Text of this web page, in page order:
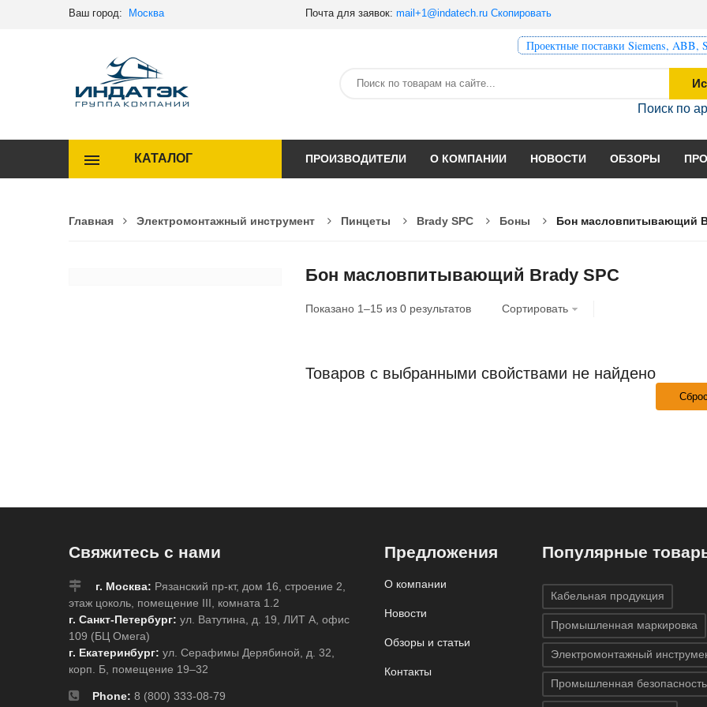
Ваш город: Москва Почта для заявок: mail+1@indatech.ru Скопировать
Проектные поставки Siemens, ABB,
Поиск по
КАТАЛОГ ПРОИЗВОДИТЕЛИ О КОМПАНИИ НОВОСТИ ОБЗОРЫ
Главная Электромонтажный инструмент Пинцеты Brady SPC Боны Бон масловпитывающий
Бон масловпитывающий Brady SPC
Показано 1–15 из 0 результатов Сортировать
Товаров с выбранными свойствами не найдено
Свяжитесь с нами
г. Москва: Рязанский пр-кт, дом 16, строение 2,
этаж цоколь, помещение III, комната 1.2
г. Санкт-Петербург: ул. Ватутина, д. 19, ЛИТ А, офис
109 (БЦ Омега)
г. Екатеринбург: ул. Серафимы Дерябиной, д. 32,
корп. Б, помещение 19–32
Phone: 8 (800) 333-08-79
Предложения
О компании
Новости
Обзоры и статьи
Контакты
Популярные
Кабельная продукция
Промышленная маркировка
Электромонтажный
Промышленная безопасность